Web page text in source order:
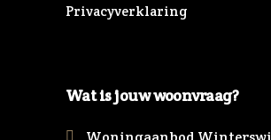
Privacyverklaring
Wat is jouw woonvraag?